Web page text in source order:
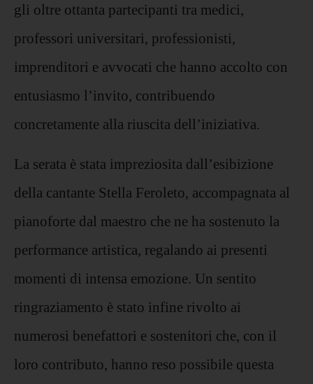
gli oltre ottanta partecipanti tra medici,
professori universitari, professionisti,
imprenditori e avvocati che hanno accolto con
entusiasmo l’invito, contribuendo
concretamente alla riuscita dell’iniziativa.
La serata è stata impreziosita dall’esibizione
della cantante Stella Feroleto, accompagnata al
pianoforte dal maestro che ne ha sostenuto la
performance artistica, regalando ai presenti
momenti di intensa emozione. Un sentito
ringraziamento è stato infine rivolto ai
numerosi benefattori e sostenitori che, con il
loro contributo, hanno reso possibile questa